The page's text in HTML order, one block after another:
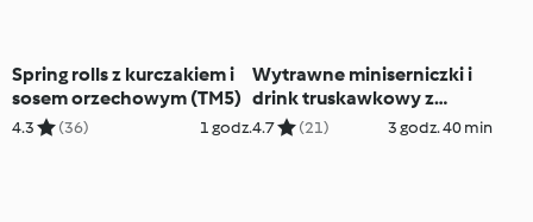
Spring rolls z kurczakiem i
sosem orzechowym (TM5)
4.3 (36) 1 godz.
Wytrawne miniserniczki i
drink truskawkowy z
szampanem
4.7 (21) 3 godz. 40 min